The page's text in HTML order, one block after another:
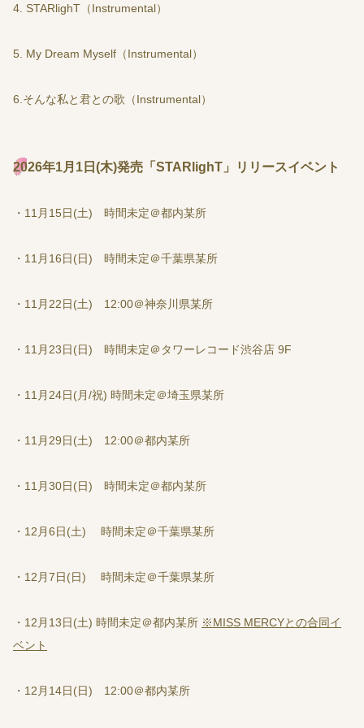
4. STARlighT（Instrumental）
5. My Dream Myself（Instrumental）
6.そんな私と君との歌（Instrumental）
2026年1月1日(木)発売「STARlighT」リリースイベント
・11月15日(土) 時間未定＠都内某所
・11月16日(日) 時間未定＠千葉県某所
・11月22日(土) 12:00＠神奈川県某所
・11月23日(日) 時間未定＠タワーレコード渋谷店 9F
・11月24日(月/祝) 時間未定＠埼玉県某所
・11月29日(土) 12:00＠都内某所
・11月30日(日) 時間未定＠都内某所
・12月6日(土) 時間未定＠千葉県某所
・12月7日(日) 時間未定＠千葉県某所
・12月13日(土) 時間未定＠都内某所 ※MISS MERCYとの合同イ
ベント
・12月14日(日) 12:00＠都内某所